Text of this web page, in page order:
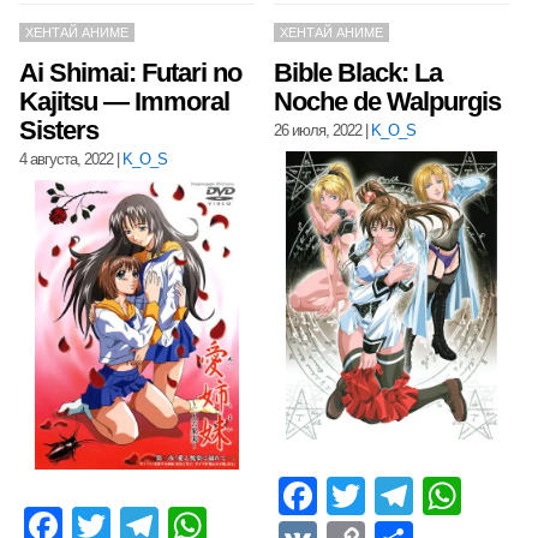
ХЕНТАЙ АНИМЕ
Ai Shimai: Futari no
Kajitsu — Immoral
Sisters
4 августа, 2022| K_O_S
Facebook
TwitterTelegram
WhatsApp
ХЕНТАЙ АНИМЕ
Bible Black: La
Noche de Walpurgis
26 июля, 2022| K_O_S
Facebook
Twitter